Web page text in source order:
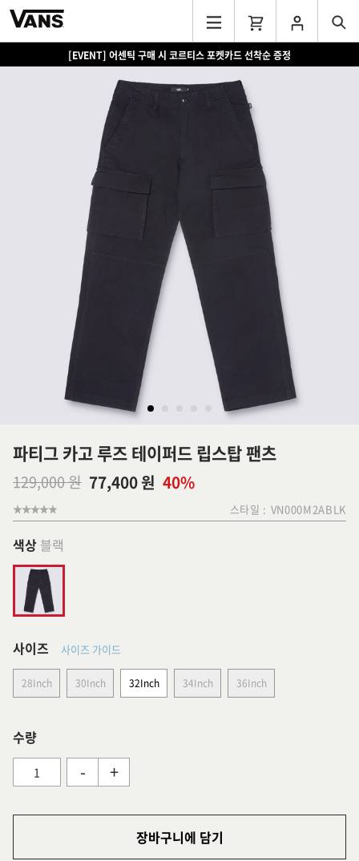
[EVENT] 어센틱 구매 시 코르티스 포켓카드 선착순 증정
[EVENT] 15만원 이상 구매 시 쿨러백 증정
파티그 카고 루즈 테이퍼드 립스탑 팬츠
129,000 원 77,400 원 40%
스타일 : VN000M2ABLK
색상 블랙
사이즈 사이즈 가이드
28Inch 30Inch 32Inch 34Inch 36Inch
수량
- +
장바구니에 담기